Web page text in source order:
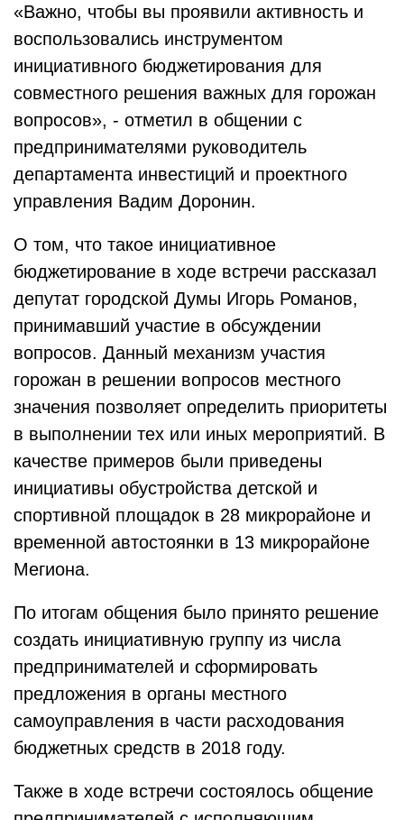
«Важно, чтобы вы проявили активность и
воспользовались инструментом
инициативного бюджетирования для
совместного решения важных для горожан
вопросов», - отметил в общении с
предпринимателями руководитель
департамента инвестиций и проектного
управления Вадим Доронин.
О том, что такое инициативное
бюджетирование в ходе встречи рассказал
депутат городской Думы Игорь Романов,
принимавший участие в обсуждении
вопросов. Данный механизм участия
горожан в решении вопросов местного
значения позволяет определить приоритеты
в выполнении тех или иных мероприятий. В
качестве примеров были приведены
инициативы обустройства детской и
спортивной площадок в 28 микрорайоне и
временной автостоянки в 13 микрорайоне
Мегиона.
По итогам общения было принято решение
создать инициативную группу из числа
предпринимателей и сформировать
предложения в органы местного
самоуправления в части расходования
бюджетных средств в 2018 году.
Также в ходе встречи состоялось общение